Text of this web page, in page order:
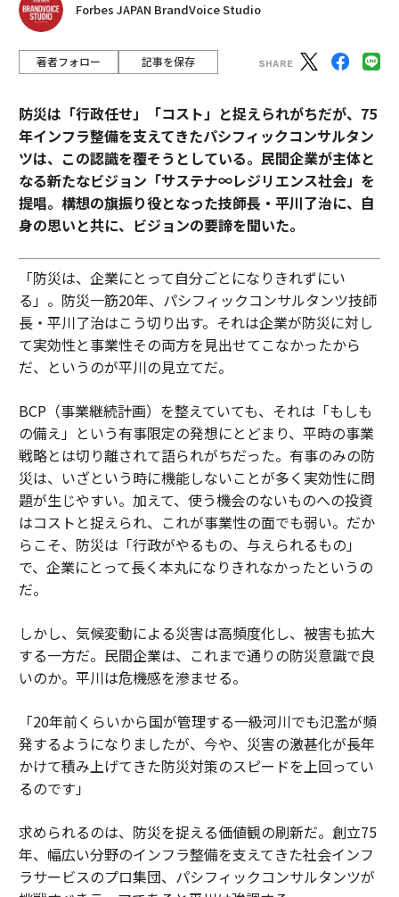
Forbes JAPAN BrandVoice Studio
著者フォロー 記事を保存
防災は「行政任せ」「コスト」と捉えられがちだが、75
年インフラ整備を支えてきたパシフィックコンサルタン
ツは、この認識を覆そうとしている。民間企業が主体と
なる新たなビジョン「サステナ∞レジリエンス社会」を
提唱。構想の旗振り役となった技師長・平川了治に、自
身の思いと共に、ビジョンの要諦を聞いた。
「防災は、企業にとって自分ごとになりきれずにい
る」。防災一筋20年、パシフィックコンサルタンツ技師
長・平川了治はこう切り出す。それは企業が防災に対し
て実効性と事業性その両方を見出せてこなかったから
だ、というのが平川の見立てだ。
BCP（事業継続計画）を整えていても、それは「もしも
の備え」という有事限定の発想にとどまり、平時の事業
戦略とは切り離されて語られがちだった。有事のみの防
災は、いざという時に機能しないことが多く実効性に問
題が生じやすい。加えて、使う機会のないものへの投資
はコストと捉えられ、これが事業性の面でも弱い。だか
らこそ、防災は「行政がやるもの、与えられるもの」
で、企業にとって長く本丸になりきれなかったというの
だ。
しかし、気候変動による災害は高頻度化し、被害も拡大
する一方だ。民間企業は、これまで通りの防災意識で良
いのか。平川は危機感を滲ませる。
「20年前くらいから国が管理する一級河川でも氾濫が頻
発するようになりましたが、今や、災害の激甚化が長年
かけて積み上げてきた防災対策のスピードを上回ってい
るのです」
求められるのは、防災を捉える価値観の刷新だ。創立75
年、幅広い分野のインフラ整備を支えてきた社会インフ
ラサービスのプロ集団、パシフィックコンサルタンツが